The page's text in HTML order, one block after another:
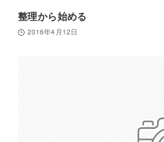
整理から始める
2016年4月12日